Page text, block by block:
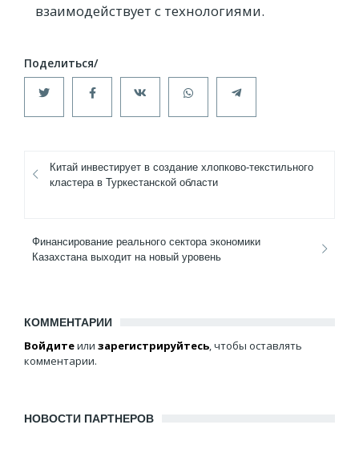
взаимодействует с технологиями.
Китай инвестирует в создание хлопково-текстильного
кластера в Туркестанской области
Финансирование реального сектора экономики
Казахстана выходит на новый уровень
КОММЕНТАРИИ
Войдитеили зарегистрируйтесь, чтобы оставлять
комментарии.
НОВОСТИ ПАРТНЕРОВ